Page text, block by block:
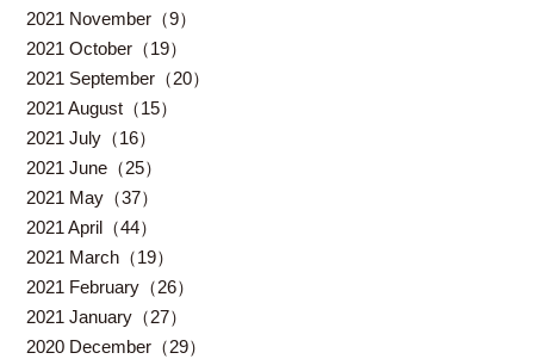
2021 November（9）
2021 October（19）
2021 September（20）
2021 August（15）
2021 July（16）
2021 June（25）
2021 May（37）
2021 April（44）
2021 March（19）
2021 February（26）
2021 January（27）
2020 December（29）